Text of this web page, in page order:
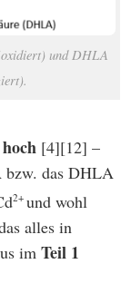
und DHLA
[4][12] –
bzw. das DHLA
2+ und wohl
alles in
im Teil 1